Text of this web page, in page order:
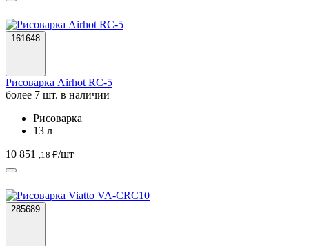
161648
Рисоварка Airhot RC-5
более 7 шт. в наличии
Рисоварка
13 л
10 851
,18 ₽/шт
285689